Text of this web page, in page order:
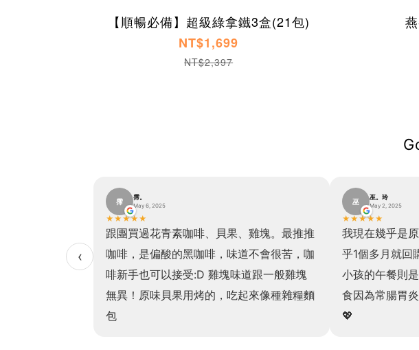
【順暢必備】超級綠拿鐵3盒(21包)
NT$1,699
NT$2,397
‹
有飽足感且吃
我最愛的是高
霈 霈。
May 6, 2025
★ ★ ★★ ★
跟團買過花青素咖啡、貝果、雞塊。最推推
咖啡，是偏酸的黑咖啡，味道不會很苦，咖
啡新手也可以接受:D 雞塊味道跟一般雞塊
無異！原味貝果用烤的，吃起來像種雜糧麵
包
巫 巫。玲
May 2, 2025
★ ★ ★★ ★
我現在幾乎是
乎1個多月就回
小孩的午餐則
食因為常腸胃
💖